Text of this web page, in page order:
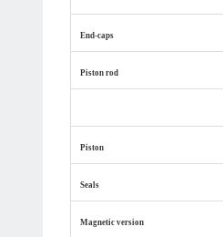
End-caps
Piston rod
Piston
Seals
Magnetic version